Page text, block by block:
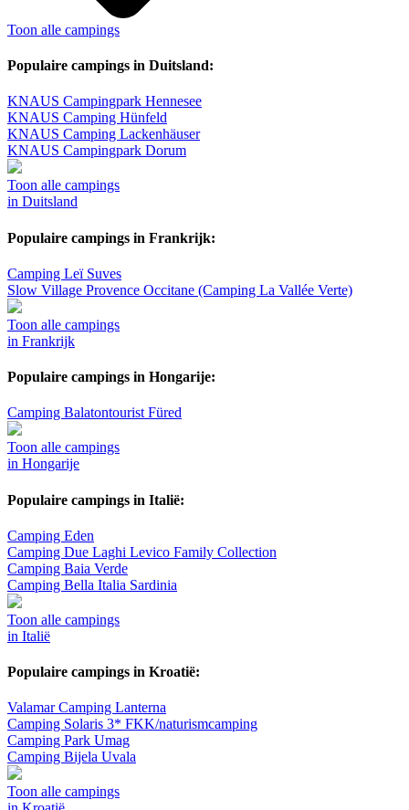
Toon alle campings
Populaire campings in Duitsland:
KNAUS Campingpark Hennesee
KNAUS Camping Hünfeld
KNAUS Camping Lackenhäuser
KNAUS Campingpark Dorum
Toon alle campings
in Duitsland
Populaire campings in Frankrijk:
Camping Leï Suves
Slow Village Provence Occitane (Camping La Vallée Verte)
Toon alle campings
in Frankrijk
Populaire campings in Hongarije:
Camping Balatontourist Füred
Toon alle campings
in Hongarije
Populaire campings in Italië:
Camping Eden
Camping Due Laghi Levico Family Collection
Camping Baia Verde
Camping Bella Italia Sardinia
Toon alle campings
in Italië
Populaire campings in Kroatië:
Valamar Camping Lanterna
Camping Solaris 3* FKK/naturismcamping
Camping Park Umag
Camping Bijela Uvala
Toon alle campings